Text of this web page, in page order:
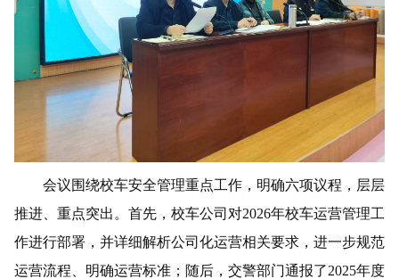
会议围绕校车安全管理重点工作，明确六项议程，层层
推进、重点突出。首先，校车公司对2026年校车运营管理工
作进行部署，并详细解析公司化运营相关要求，进一步规范
运营流程、明确运营标准；随后，交警部门通报了2025年度